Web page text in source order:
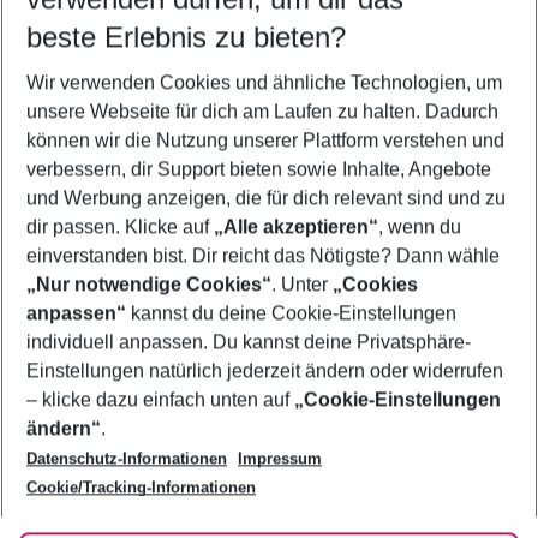
5-8 Nächte
2 Erwachsene Keine Kinder
Mehr Filter anzeigen
Footer
Footer navigation
Über uns
AGB
Bestpreisgarantie
Cookie-Einstellungen ändern
Cookie-Richtlinie
Agenturbetreuung
Barrierefreies Reisen
Folge uns
beste Erlebnis zu bieten?
Wir verwenden Cookies und ähnliche Technologien, um
unsere Webseite für dich am Laufen zu halten. Dadurch
können wir die Nutzung unserer Plattform verstehen und
verbessern, dir Support bieten sowie Inhalte, Angebote
und Werbung anzeigen, die für dich relevant sind und zu
dir passen. Klicke auf „Alle akzeptieren“, wenn du
einverstanden bist. Dir reicht das Nötigste? Dann wähle
„Nur notwendige Cookies“. Unter „Cookies
anpassen“ kannst du deine Cookie-Einstellungen
individuell anpassen. Du kannst deine Privatsphäre-
Einstellungen natürlich jederzeit ändern oder widerrufen
– klicke dazu einfach unten auf „Cookie-Einstellungen
ändern“.
Datenschutz-Informationen
Impressum
Cookie/Tracking-Informationen